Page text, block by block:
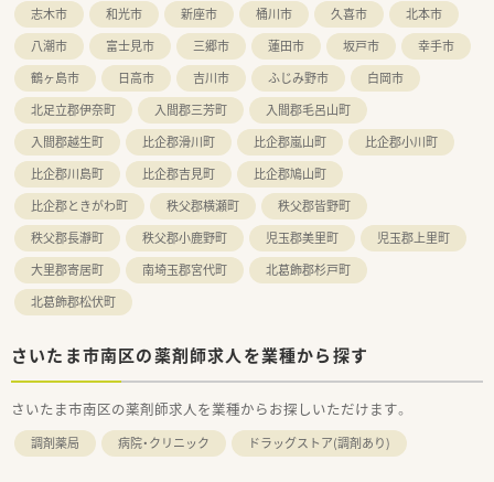
志木市 和光市 新座市 桶川市 久喜市
北本市
八潮市
富士見市 三郷市 蓮田市 坂戸市
幸手市
鶴ヶ島市
日高市 吉川市 ふじみ野市
白岡市
北足立郡伊奈町
入間郡三芳町
入間郡毛呂山町
入間郡越生町
比企郡滑川町 比企郡嵐山町
比企郡小川町
比企郡川島町
比企郡吉見町
比企郡鳩山町
比企郡ときがわ町
秩父郡横瀬町
秩父郡皆野町
秩父郡長瀞町
秩父郡小鹿野町 児玉郡美里町
児玉郡上里町
大里郡寄居町
南埼玉郡宮代町
北葛飾郡杉戸町
北葛飾郡松伏町
さいたま市南区の薬剤師求人を業種から探す
さいたま市南区の薬剤師求人を業種からお探しいただけます。
調剤薬局 病院・クリニック ドラッグストア(調剤あり)